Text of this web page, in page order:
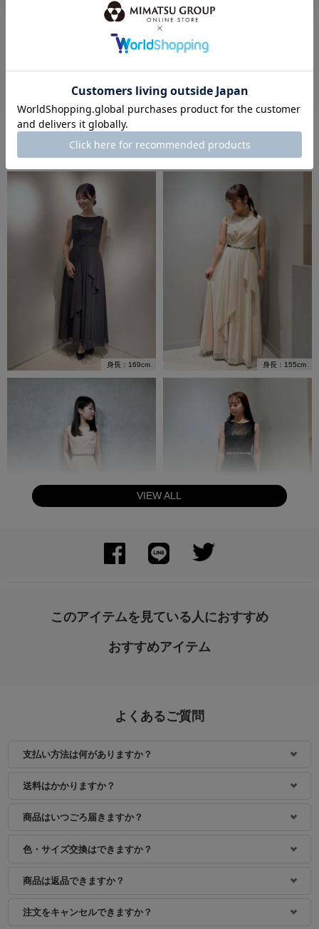
この商品のレビューを書く
この商品に対するあなたのレビューを投稿することができます。
STAFF COODENATE
身長：169cm 身長：155cm
VIEW ALL
このアイテムを見ている人におすすめ
おすすめアイテム
よくあるご質問
支払い方法は何がありますか？
送料はかかりますか？
商品はいつごろ届きますか？
色・サイズ交換はできますか？
商品は返品できますか？
注文をキャンセルできますか？